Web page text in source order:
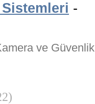
-
ve Güvenlik